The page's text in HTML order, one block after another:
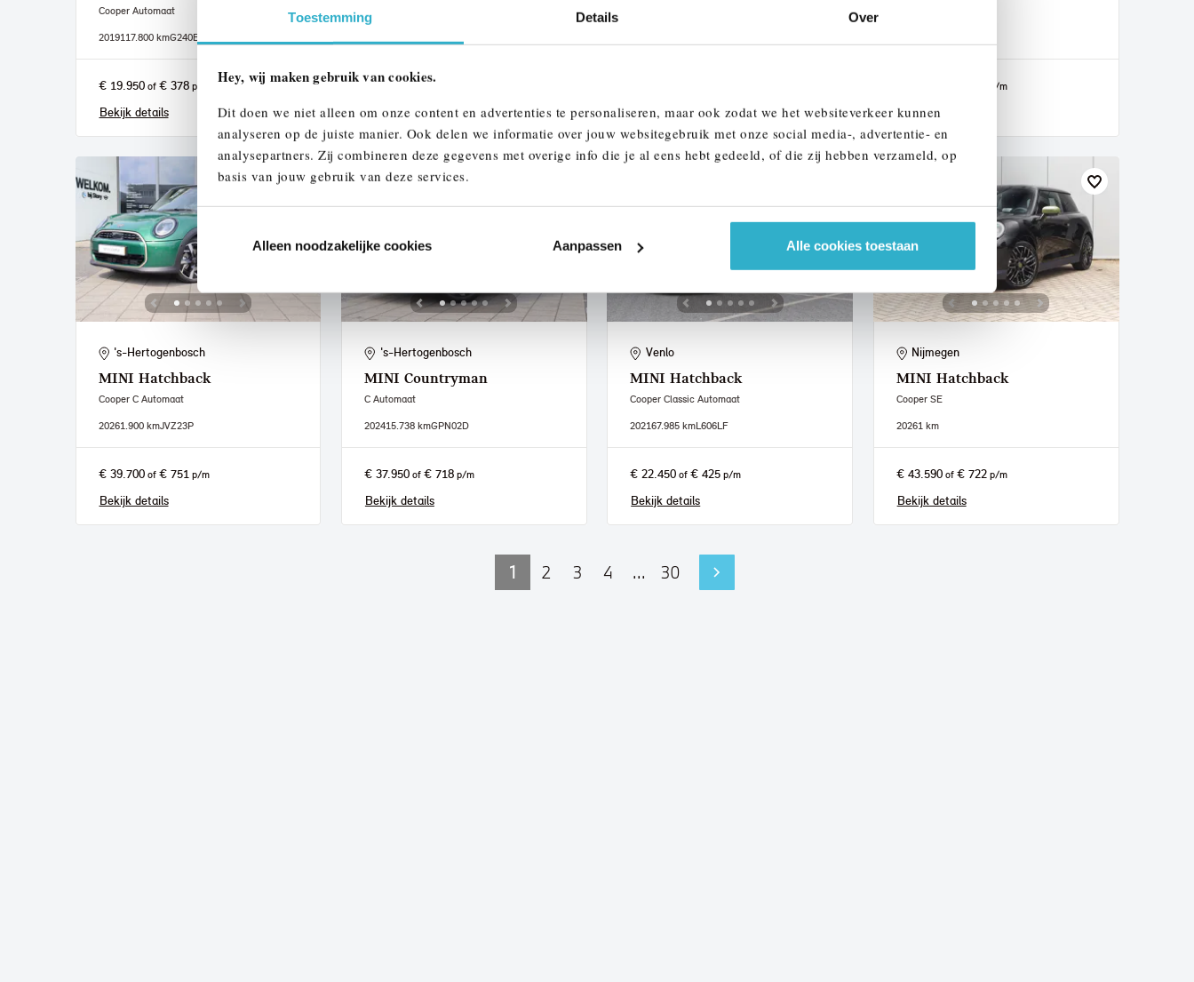
Toestemming Details Over
Hey, wij maken gebruik van cookies.
Dit doen we niet alleen om onze content en advertenties te personaliseren, maar ook zodat we het websiteverkeer kunnen
analyseren op de juiste manier. Ook delen we informatie over jouw websitegebruik met onze social media-, advertentie- en
analysepartners. Zij combineren deze gegevens met overige info die je al eens hebt gedeeld, of die zij hebben verzameld, op
basis van jouw gebruik van deze services.
Alleen noodzakelijke cookies Aanpassen Alle cookies toestaan
Cooper Automaat
2019117.800 kmG240BG
€ 19.950of € 378p/m
Bekijk details
€ 29.950 € 567
Bekijk details Bekijk details
p/m
Bekijk details
's-Hertogenbosch
MINI Hatchback
Cooper C Automaat
20261.900 kmJVZ23P
€ 39.700of € 751p/m
Bekijk details
's-Hertogenbosch
MINI Countryman
C Automaat
202415.738 kmGPN02D
€ 37.950of € 718p/m
Bekijk details
Venlo
MINI Hatchback
Cooper Classic Automaat
202167.985 kmL606LF
€ 22.450 of€ 425 p/m
Bekijk details
Nijmegen
MINI Hatchback
Cooper SE
20261 km
€ 43.590of € 722p/m
Bekijk details
1 2 3 4 ... 30